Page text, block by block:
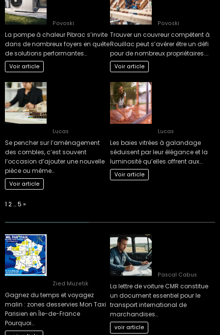
Povoski
La pompe à chaleur Pibrac s’invite
dans de nombreux foyers en quête
de solutions performantes…
Voir article
Povoski
Trouver un couvreur compétent à
Rouillac peut s’avérer être un défi
pour de nombreux propriétaires.…
Voir article
Lucas
Se pencher sur l’aménagement
des combles, c’est souvent
l’occasion d’ajouter une nouvelle
pièce ou même…
Voir article
Lucas
Les baies vitrées à galandage
séduisent par leur élégance et la
luminosité qu’elles offrent aux…
Voir article
Page:
1 2 …5 Next
»
Zied Muzetik
Gagnez du temps et voyagez
malin : zones desservies Mon Taxi
Parisien en Île-de-France
Pourquoi…
Pascal Cabus
La lettre de voiture CMR constitue
un document essentiel pour le
transport international de
marchandises…
voir article